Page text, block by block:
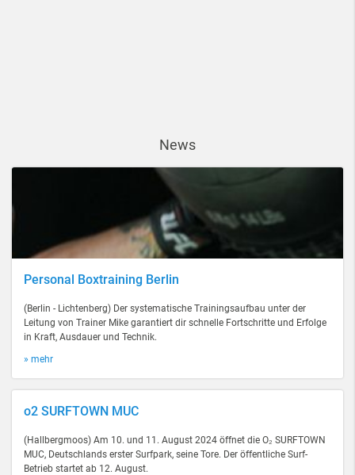
News
Personal Boxtraining Berlin
(Berlin - Lichtenberg) Der systematische Trainingsaufbau unter der
Leitung von Trainer Mike garantiert dir schnelle Fortschritte und Erfolge
in Kraft, Ausdauer und Technik.
» mehr
o2 SURFTOWN MUC
(Hallbergmoos) Am 10. und 11. August 2024 öffnet die O₂ SURFTOWN
MUC, Deutschlands erster Surfpark, seine Tore. Der öffentliche Surf-
Betrieb startet ab 12. August.